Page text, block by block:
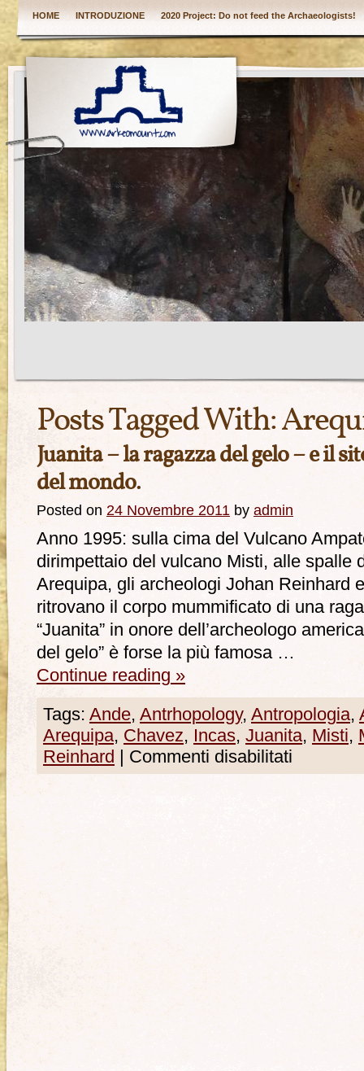
HOME INTRODUZIONE 2020 Project: Do not feed the Archaeologists!
Posts Tagged With:
Juanita – la ragazza del gelo – e il
del mondo.
Posted on 24 Novembre 2011 by admin
Anno 1995: sulla cima del Vulcano
dirimpettaio del vulcano Misti, alle spalle
Arequipa, gli archeologi Johan Reinhard
ritrovano il corpo mummificato di una
“Juanita” in onore dell’archeologo
del gelo” è forse la più famosa …
Continue reading »
Tags: Ande, Antrhopology, Antropologia,
Arequipa, Chavez, Incas, Juanita, Misti,
Reinhard
Commenti disabilitati